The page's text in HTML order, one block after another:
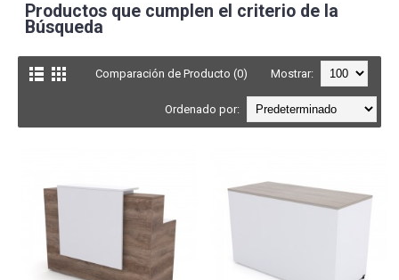
Productos que cumplen el criterio de la
Búsqueda
Comparación de Producto (0) Mostrar:
Ordenado por: